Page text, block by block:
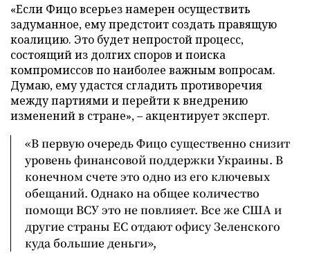
«Если Фицо всерьез намерен осуществить
задуманное, ему предстоит создать правящую
коалицию. Это будет непростой процесс,
состоящий из долгих споров и поиска
компромиссов по наиболее важным вопросам.
Думаю, ему удастся сгладить противоречия
между партиями и перейти к внедрению
изменений в стране», – акцентирует эксперт.
«В первую очередь Фицо существенно снизит
уровень финансовой поддержки Украины. В
конечном счете это одно из его ключевых
обещаний. Однако на общее количество
помощи ВСУ это не повлияет. Все же США и
другие страны ЕС отдают офису Зеленского
куда большие деньги»,